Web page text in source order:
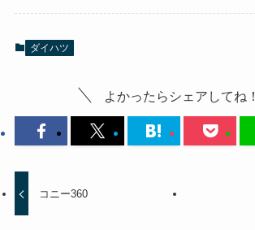
ダイハツ
よかったらシェアしてね！
コニー360